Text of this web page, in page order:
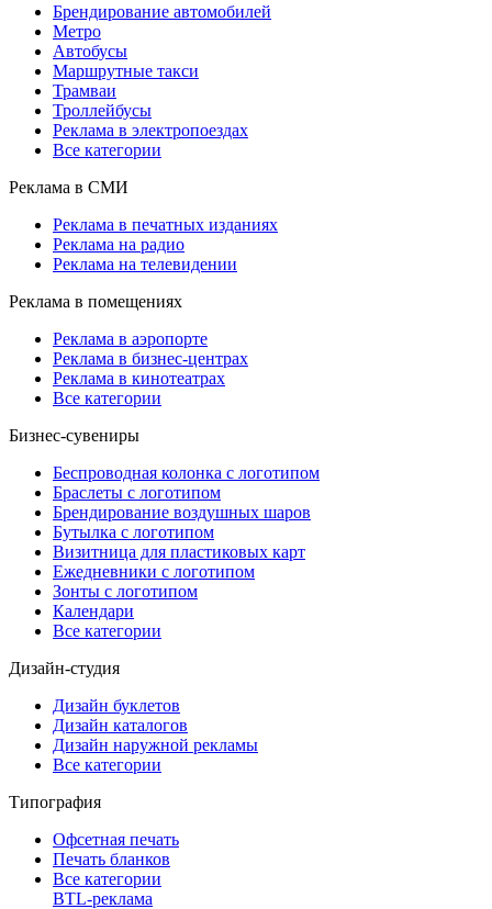
Брендирование автомобилей
Метро
Автобусы
Маршрутные такси
Трамваи
Троллейбусы
Реклама в электропоездах
Все категории
Реклама в СМИ
Реклама в печатных изданиях
Реклама на радио
Реклама на телевидении
Реклама в помещениях
Реклама в аэропорте
Реклама в бизнес-центрах
Реклама в кинотеатрах
Все категории
Бизнес-сувениры
Беспроводная колонка с логотипом
Браслеты с логотипом
Брендирование воздушных шаров
Бутылка с логотипом
Визитница для пластиковых карт
Ежедневники с логотипом
Зонты с логотипом
Календари
Все категории
Дизайн-студия
Дизайн буклетов
Дизайн каталогов
Дизайн наружной рекламы
Все категории
Типография
Офсетная печать
Печать бланков
Все категории
BTL-реклама